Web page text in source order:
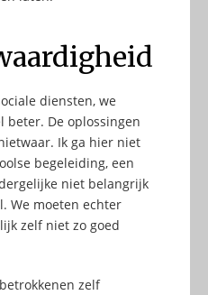
diensten, we
beter. De oplossingen
Ik ga hier niet
begeleiding, een
niet belangrijk
We moeten echter
zelf niet zo goed
zelf